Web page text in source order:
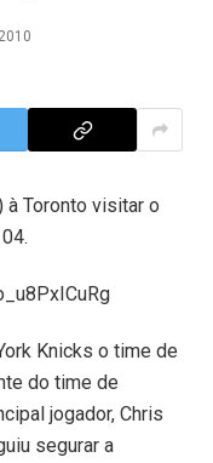
Toronto visitar o
Knicks o time de
do time de
jogador, Chris
segurar a